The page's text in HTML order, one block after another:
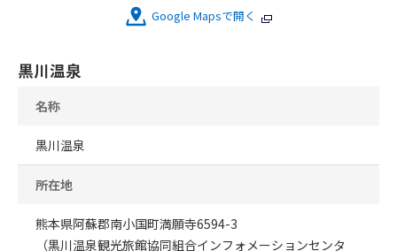
Google Mapsで開く
黒川温泉
名称
黒川温泉
所在地
熊本県阿蘇郡南小国町満願寺6594-3
（黒川温泉観光旅館協同組合インフォメーションセンタ